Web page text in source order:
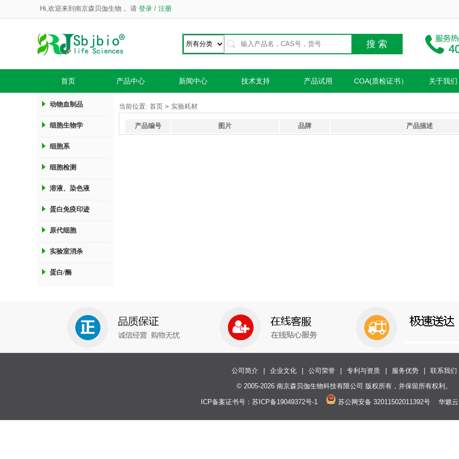
Hi,欢迎来到南京森贝伽生物， 请 登录 / 注册
首页 产品中心 新闻中心 技术支持 产品试用 COA(质检证书） 关于我们
动物血制品
细胞生物学
细胞系
细胞检测
溶液、染色液
蛋白免疫印迹
原代细胞
实验室消杀
蛋白/酶
当前位置: 首页 > 实验耗材
产品编号 图片 品牌 产品描述
公司简介 企业文化 公司荣誉 专利与资质 服务优势 联系我们
© 2005-2026 南京森贝伽生物科技有限公司 版权所有，并保留所有权利。
ICP备案证书号： 苏ICP备19049372号-1 苏公网安备 32011502011392号 华籁